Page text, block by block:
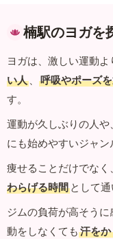
楠駅のヨガを
ヨガは、激しい運動よ
い人 、 呼吸やポーズ
す。
運動が久しぶりの人や、
にも始めやすいジャン
痩せることだけでなく、
わらげる時間 として
ジムの負荷が高そう
動をしなくても 汗を